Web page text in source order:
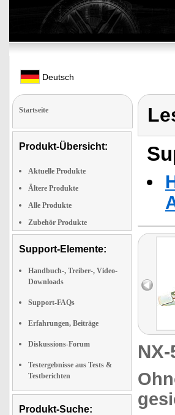
Deutsch
Startseite
Produkt-Übersicht:
Aktuelle Produkte
Ältere Produkte
Alle Produkte
Zubehör Produkte
Support-Elemente:
Handbuch-, Treiber-, Video-
Downloads
Support-FAQs
Erfahrungen, Beiträge
Diskussions-Forum
Testergebnisse aus Tests &
Testberichten
Produkt-Suche: